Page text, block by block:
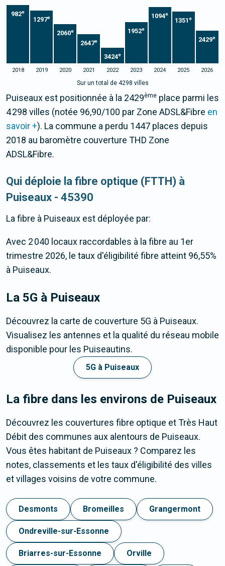
982e
1297e
2060e
2647e
3424e
1952e
1094e
1351e
2429e
2018 2019 2020 2021 2022 2023 2024 2025 2026
Sur un total de 4298 villes
Puiseaux est positionnée à la 2429ème place parmi les
4 298 villes (notée 96,90/100 par Zone ADSL&Fibre en
savoir +). La commune a perdu 1447 places depuis
2018 au baromètre couverture THD Zone
ADSL&Fibre.
Qui déploie la fibre optique (FTTH) à
Puiseaux - 45390
La fibre à Puiseaux est déployée par:
Avec 2 040 locaux raccordables à la fibre au 1er
trimestre 2026, le taux d'éligibilité fibre atteint 96,55%
à Puiseaux.
La 5G à Puiseaux
Découvrez la carte de couverture 5G à Puiseaux.
Visualisez les antennes et la qualité du réseau mobile
disponible pour les Puiseautins.
5G à Puiseaux
La fibre dans les environs de Puiseaux
Découvrez les couvertures fibre optique et Très Haut
Débit des communes aux alentours de Puiseaux.
Vous êtes habitant de Puiseaux ? Comparez les
notes, classements et les taux d'éligibilité des villes
et villages voisins de votre commune.
Desmonts Bromeilles Grangermont
Ondreville-sur-Essonne
Briarres-sur-Essonne Orville